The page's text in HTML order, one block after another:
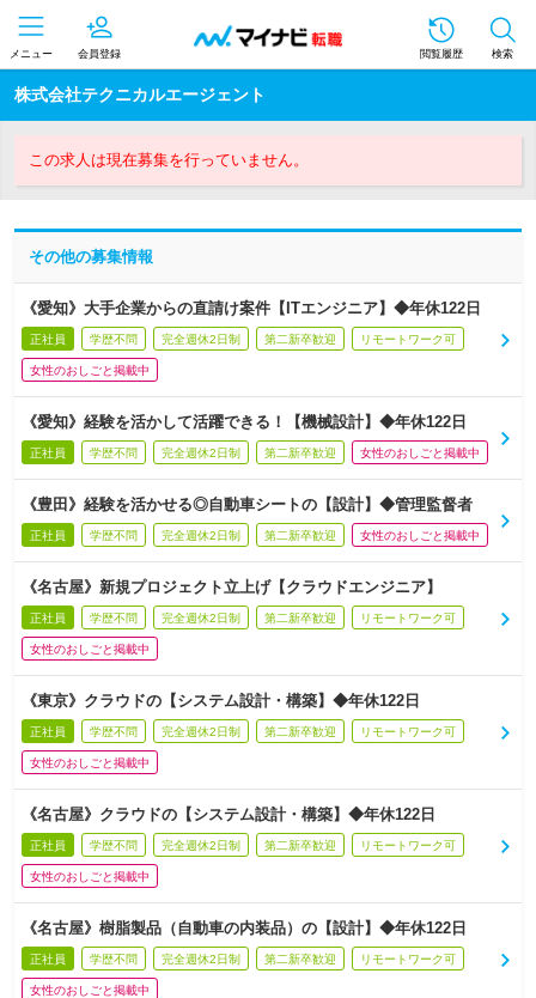
メニュー 会員登録 閲覧履歴 検索
株式会社テクニカルエージェント
この求人は現在募集を行っていません。
その他の募集情報
《愛知》大手企業からの直請け案件【ITエンジニア】◆年休122日
正社員 学歴不問 完全週休2日制 第二新卒歓迎 リモートワーク可
女性のおしごと掲載中
《愛知》経験を活かして活躍できる！【機械設計】◆年休122日
正社員 学歴不問 完全週休2日制 第二新卒歓迎 女性のおしごと掲載中
《豊田》経験を活かせる◎自動車シートの【設計】◆管理監督者
正社員 学歴不問 完全週休2日制 第二新卒歓迎 女性のおしごと掲載中
《名古屋》新規プロジェクト立上げ【クラウドエンジニア】
正社員 学歴不問 完全週休2日制 第二新卒歓迎 リモートワーク可
女性のおしごと掲載中
《東京》クラウドの【システム設計・構築】◆年休122日
正社員 学歴不問 完全週休2日制 第二新卒歓迎 リモートワーク可
女性のおしごと掲載中
《名古屋》クラウドの【システム設計・構築】◆年休122日
正社員 学歴不問 完全週休2日制 第二新卒歓迎 リモートワーク可
女性のおしごと掲載中
《名古屋》樹脂製品（自動車の内装品）の【設計】◆年休122日
正社員 学歴不問 完全週休2日制 第二新卒歓迎 リモートワーク可
女性のおしごと掲載中